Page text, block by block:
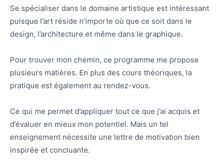
Se spécialiser dans le domaine artistique est intéressant
puisque l’art réside n’importe où que ce soit dans le
design, l’architecture et même dans le graphique.
Pour trouver mon chemin, ce programme me propose
plusieurs matières. En plus des cours théoriques, la
pratique est également au rendez-vous.
Ce qui me permet d’appliquer tout ce que j’ai acquis et
d’évaluer en mieux mon potentiel. Mais un tel
enseignement nécessite une lettre de motivation bien
inspirée et concluante.